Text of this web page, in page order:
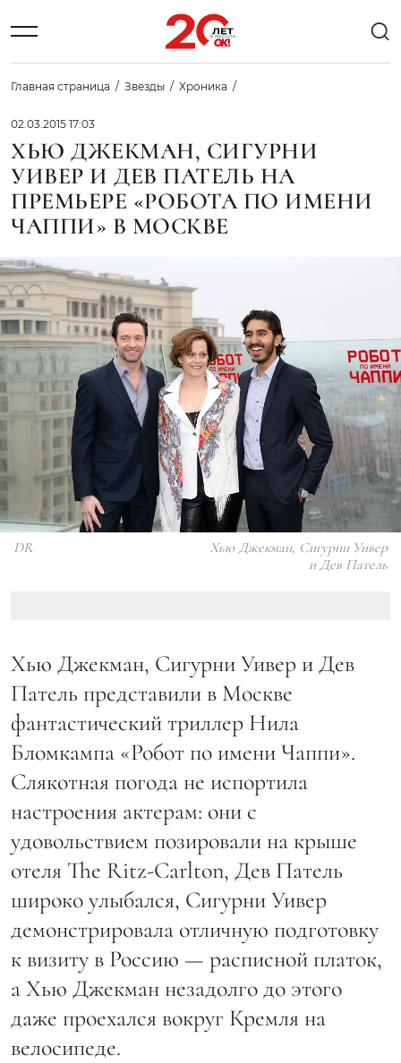
Главная страница Звезды Хроника
02.03.2015 17:03
ХЬЮ ДЖЕКМАН, СИГУРНИ
УИВЕР И ДЕВ ПАТЕЛЬ НА
ПРЕМЬЕРЕ «РОБОТА ПО ИМЕНИ
ЧАППИ» В МОСКВЕ
DR
Хью Джекман, Сигурни Уивер
и Дев Патель
Хью Джекман, Сигурни Уивер и Дев
Патель представили в Москве
фантастический триллер Нила
Бломкампа «Робот по имени Чаппи».
Слякотная погода не испортила
настроения актерам: они с
удовольствием позировали на крыше
отеля The Ritz-Carlton, Дев Патель
широко улыбался, Сигурни Уивер
демонстрировала отличную подготовку
к визиту в Россию — расписной платок,
а Хью Джекман незадолго до этого
даже проехался вокруг Кремля на
велосипеде.